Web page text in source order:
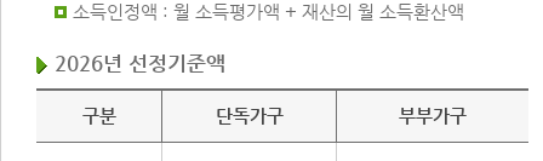
소득인정액 : 월 소득평가액 + 재산의 월 소득환산액
2026년 선정기준액
구분 단독가구 부부가구